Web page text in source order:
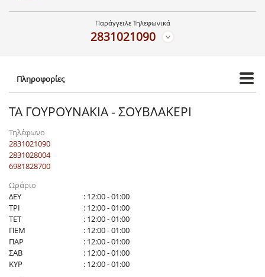
Παράγγειλε Τηλεφωνικά
2831021090
Πληροφορίες
ΤΑ ΓΟΥΡΟΥΝΑΚΙΑ - ΣΟΥΒΛΑΚΕΡΙ
Τηλέφωνο
2831021090
2831028004
6981828700
Ωράριο
ΔΕΥ
: 12:00 - 01:00
ΤΡΙ
: 12:00 - 01:00
ΤΕΤ
: 12:00 - 01:00
ΠΕΜ
: 12:00 - 01:00
ΠΑΡ
: 12:00 - 01:00
ΣΑΒ
: 12:00 - 01:00
ΚΥΡ
: 12:00 - 01:00